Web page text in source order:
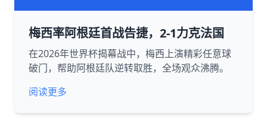
梅西率阿根廷首战告捷，2-1力克法国
在2026年世界杯揭幕战中，梅西上演精彩任意球
破门，帮助阿根廷队逆转取胜，全场观众沸腾。
阅读更多